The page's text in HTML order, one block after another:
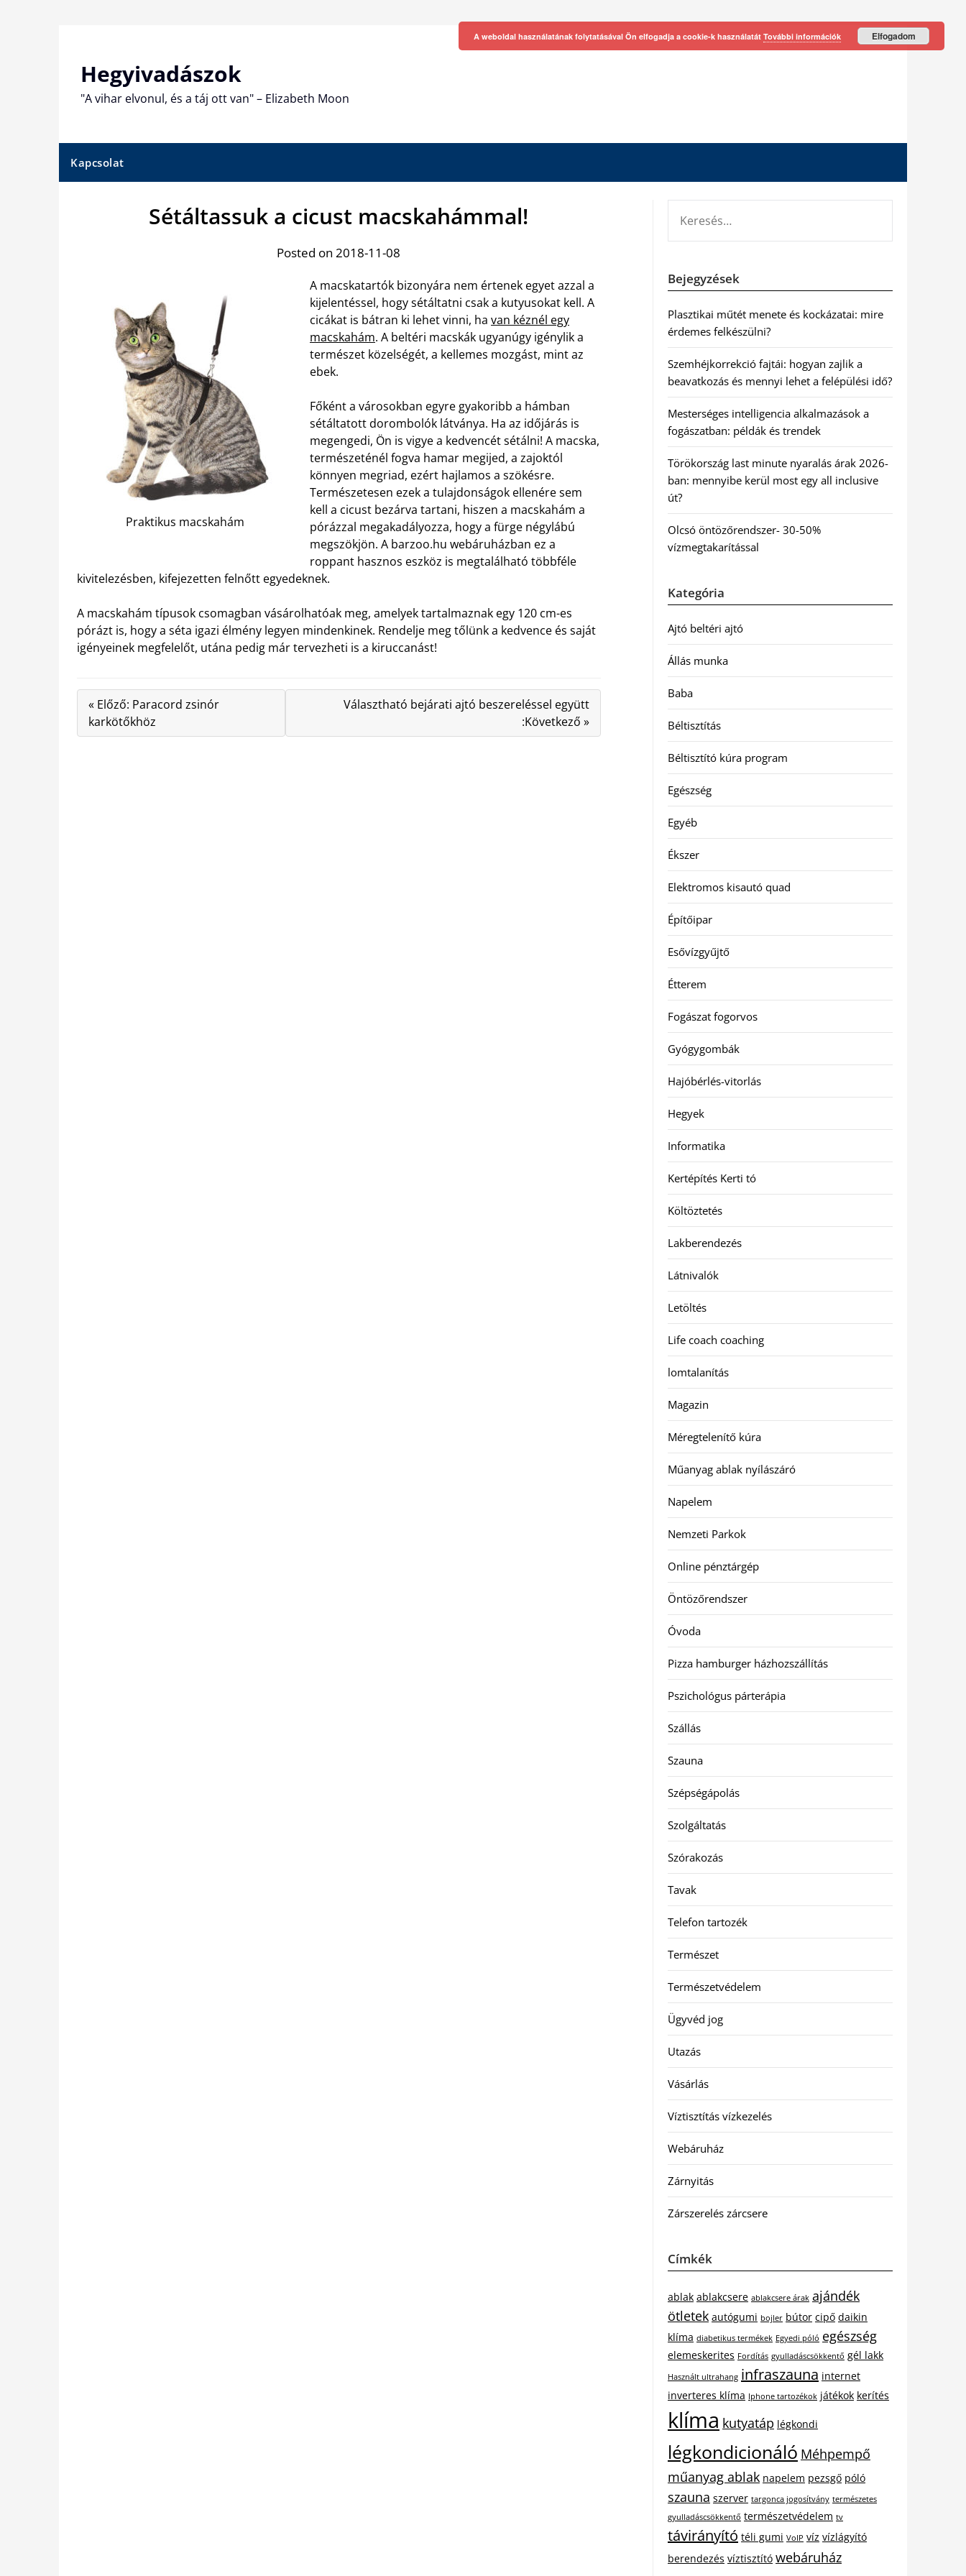
Hegyivadászok
"A vihar elvonul, és a táj ott van" – Elizabeth Moon
Kapcsolat
Sétáltassuk a cicust macskahámmal!
Posted on 2018-11-08
Praktikus macskahám
A macskatartók bizonyára nem értenek egyet azzal a
kijelentéssel, hogy sétáltatni csak a kutyusokat kell. A
cicákat is bátran ki lehet vinni, ha van kéznél egy
macskahám. A beltéri macskák ugyanúgy igénylik a
természet közelségét, a kellemes mozgást, mint az
ebek.
Főként a városokban egyre gyakoribb a hámban
sétáltatott dorombolók látványa. Ha az időjárás is
megengedi, Ön is vigye a kedvencét sétálni! A macska,
természeténél fogva hamar megijed, a zajoktól
könnyen megriad, ezért hajlamos a szökésre.
Természetesen ezek a tulajdonságok ellenére sem
kell a cicust bezárva tartani, hiszen a macskahám a
pórázzal megakadályozza, hogy a fürge négylábú
megszökjön. A barzoo.hu webáruházban ez a
roppant hasznos eszköz is megtalálható többféle
kivitelezésben, kifejezetten felnőtt egyedeknek.
A macskahám típusok csomagban vásárolhatóak meg, amelyek tartalmaznak egy 120 cm-es
pórázt is, hogy a séta igazi élmény legyen mindenkinek. Rendelje meg tőlünk a kedvence és saját
igényeinek megfelelőt, utána pedig már tervezheti is a kiruccanást!
« Előző: Paracord zsinór
karkötőkhöz
Választható bejárati ajtó beszereléssel együtt
:Következő »
Bejegyzések
Plasztikai műtét menete és kockázatai: mire
érdemes felkészülni?
Szemhéjkorrekció fajtái: hogyan zajlik a
beavatkozás és mennyi lehet a felépülési idő?
Mesterséges intelligencia alkalmazások a
fogászatban: példák és trendek
Törökország last minute nyaralás árak 2026-
ban: mennyibe kerül most egy all inclusive
út?
Olcsó öntözőrendszer- 30-50%
vízmegtakarítással
Kategória
Ajtó beltéri ajtó
Állás munka
Baba
Béltisztítás
Béltisztító kúra program
Egészség
Egyéb
Ékszer
Elektromos kisautó quad
Építőipar
Esővízgyűjtő
Étterem
Fogászat fogorvos
Gyógygombák
Hajóbérlés-vitorlás
Hegyek
Informatika
Kertépítés Kerti tó
Költöztetés
Lakberendezés
Látnivalók
Letöltés
Life coach coaching
lomtalanítás
Magazin
Méregtelenítő kúra
Műanyag ablak nyílászáró
Napelem
Nemzeti Parkok
Online pénztárgép
Öntözőrendszer
Óvoda
Pizza hamburger házhozszállítás
Pszichológus párterápia
Szállás
Szauna
Szépségápolás
Szolgáltatás
Szórakozás
Tavak
Telefon tartozék
Természet
Természetvédelem
Ügyvéd jog
Utazás
Vásárlás
Víztisztítás vízkezelés
Webáruház
Zárnyitás
Zárszerelés zárcsere
Címkék
ablak ablakcsere ablakcsere árak ajándék
ötletek autógumi bojler bútor cipő daikin
klíma diabetikus termékek Egyedi póló egészség
elemeskerites Fordítás gyulladáscsökkentő gél lakk
Használt ultrahang infraszauna internet
inverteres klíma Iphone tartozékok játékok kerítés
klíma kutyatáp légkondi
légkondicionáló Méhpempő
műanyag ablak napelem pezsgő póló
szauna szerver targonca jogosítvány természetes
gyulladáscsökkentő természetvédelem tv
távirányító téli gumi VoIP víz vízlágyító
berendezés víztisztító webáruház
A weboldal használatának folytatásával Ön elfogadja a cookie-k használatát További információk Elfogadom